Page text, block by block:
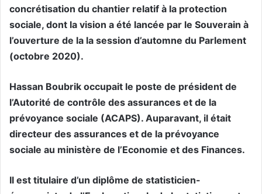
concrétisation du chantier relatif à la protection
sociale, dont la vision a été lancée par le Souverain à
l’ouverture de la la session d’automne du Parlement
(octobre 2020).
Hassan Boubrik occupait le poste de président de
l’Autorité de contrôle des assurances et de la
prévoyance sociale (ACAPS). Auparavant, il était
directeur des assurances et de la prévoyance
sociale au ministère de l’Economie et des Finances.
Il est titulaire d’un diplôme de statisticien-